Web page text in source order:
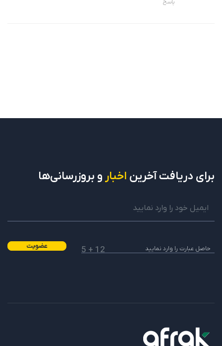
پاسخ
برای دریافتآخرین اخبار و بروزرسانی‌ها
12 + 5 عضویت